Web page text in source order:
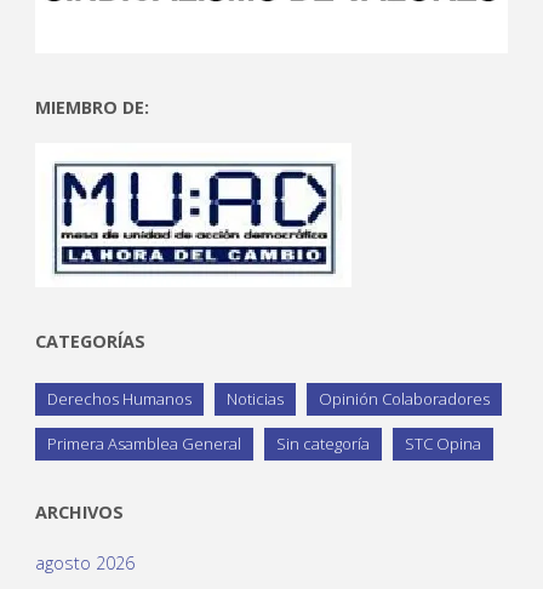
MIEMBRO DE:
CATEGORÍAS
Derechos Humanos Noticias Opinión Colaboradores
Primera Asamblea General Sin categoría STC Opina
ARCHIVOS
agosto 2026